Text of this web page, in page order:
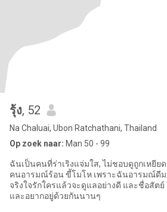
รุ้ง, 52
Na Chaluai, Ubon Ratchathani, Thailand
Op zoek naar: Man 50 - 99
ฉันเป็นคนที่ร่าเริงแจ่มใส, ไม่ชอบดูถูกเหยียดหยามค
คนอารมณ์ร้อน ขี้โมโห เพราะฉันอารมณ์ดีม
จริงใจรักใครแล้วจะดูแลอย่างดี และชื่อสัตย์
และอยากอยู่ด้วยกันนานๆ